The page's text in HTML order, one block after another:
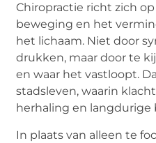
Chiropractie richt zich
beweging en het
het lichaam. Niet door
drukken, maar door te
en waar het vastloopt.
stadsleven, waarin
herhaling en langdurige
In plaats van alleen te